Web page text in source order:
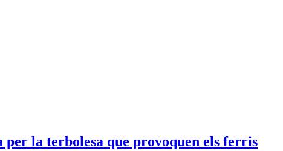
la terbolesa que provoquen els ferris